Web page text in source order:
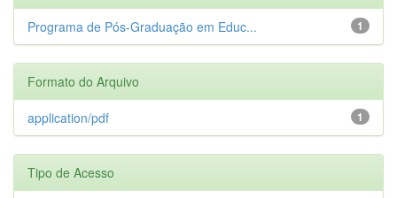
1
Programa de Pós-Graduação em Educ...
Formato do Arquivo
1
application/pdf
Tipo de Acesso